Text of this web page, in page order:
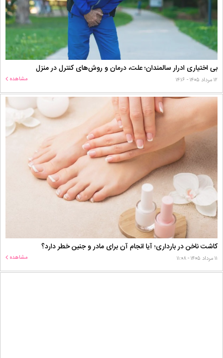
بی اختیاری ادرار سالمندان؛ علت، درمان و روش‌های کنترل در منزل
۱۲ مرداد ۱۴۰۵ - ۱۴:۱۶ مشاهده
کاشت ناخن در بارداری؛ آیا انجام آن برای مادر و جنین خطر دارد؟
۱۱ مرداد ۱۴۰۵ - ۱۱:۰۸ مشاهده